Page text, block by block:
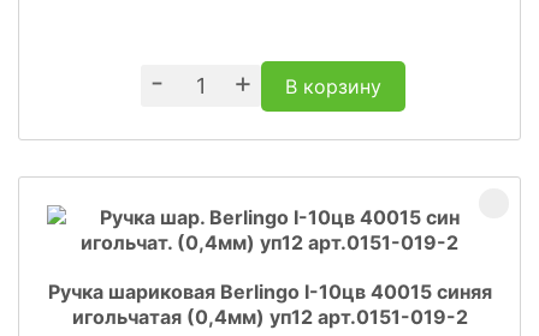
- + В корзину
Ручка шариковая Berlingo I-10цв 40015 синяя
игольчатая (0,4мм) уп12 арт.0151-019-2